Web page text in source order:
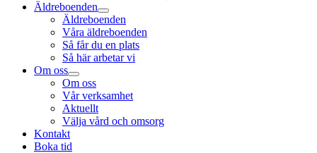
Äldreboenden
Äldreboenden
Våra äldreboenden
Så får du en plats
Så här arbetar vi
Om oss
Om oss
Vår verksamhet
Aktuellt
Välja vård och omsorg
Kontakt
Boka tid